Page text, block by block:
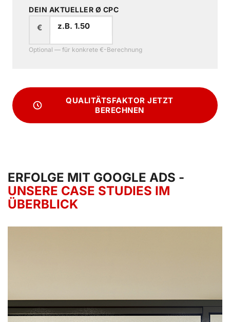
DEIN AKTUELLER Ø CPC
€
Optional — für konkrete €-Berechnung
QUALITÄTSFAKTOR JETZT
BERECHNEN
ERFOLGE MIT GOOGLE ADS -
UNSERE CASE STUDIES IM
ÜBERBLICK